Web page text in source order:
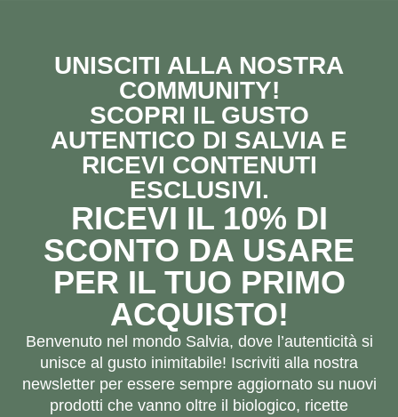
UNISCITI ALLA NOSTRA
COMMUNITY!
SCOPRI IL GUSTO
AUTENTICO DI SALVIA E
RICEVI CONTENUTI
ESCLUSIVI.
RICEVI IL 10% DI
SCONTO DA USARE
PER IL TUO PRIMO
ACQUISTO!
Benvenuto nel mondo Salvia, dove l’autenticità si
unisce al gusto inimitabile! Iscriviti alla nostra
newsletter per essere sempre aggiornato su nuovi
prodotti che vanno oltre il biologico, ricette